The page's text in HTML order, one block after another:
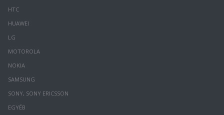
HTC
HUAWEI
LG
MOTOROLA
NOKIA
SAMSUNG
SONY, SONY ERICSSON
EGYÉB